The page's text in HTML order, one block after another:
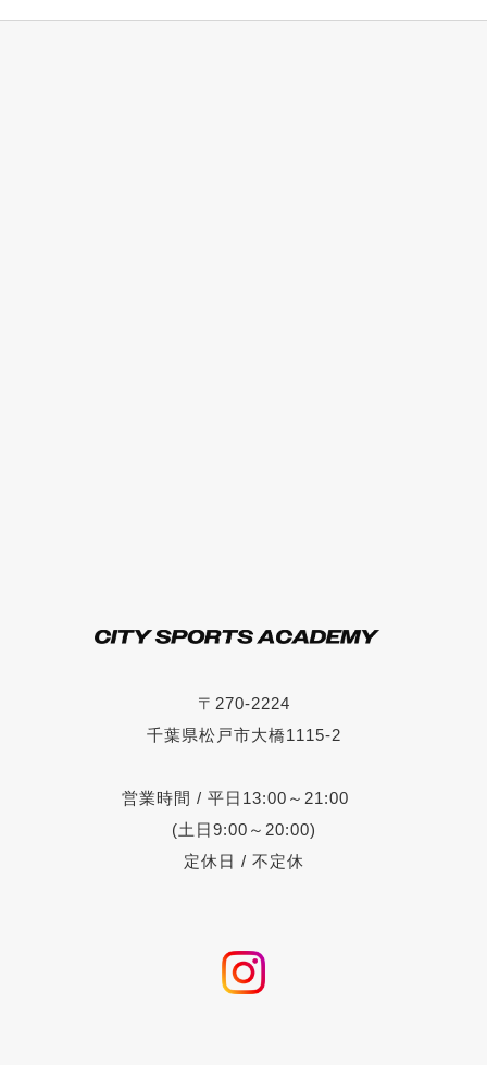
〒270-2224
千葉県松戸市大橋1115-2
営業時間 / 平日13:00～21:00
(土日9:00～20:00)
定休日 / 不定休